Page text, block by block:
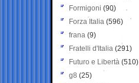
Formigoni (90)
Forza Italia (596)
frana (9)
Fratelli d'Italia (291)
Futuro e Libertà (510)
g8 (25)